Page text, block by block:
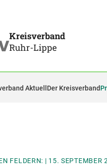
Kreisverband
Ruhr-Lippe
Aktuell Der Kreisverband
FELDERN: | 15. SEPTEMBER